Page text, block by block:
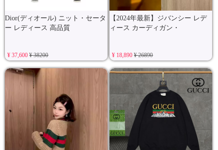
Dior(ディオール) ニット・セータ
ー レディース 高品質
¥ 37,600¥ 38200
【2024年最新】ジバンシー レデ
ィース カーディガン・
¥ 18,890¥ 26890